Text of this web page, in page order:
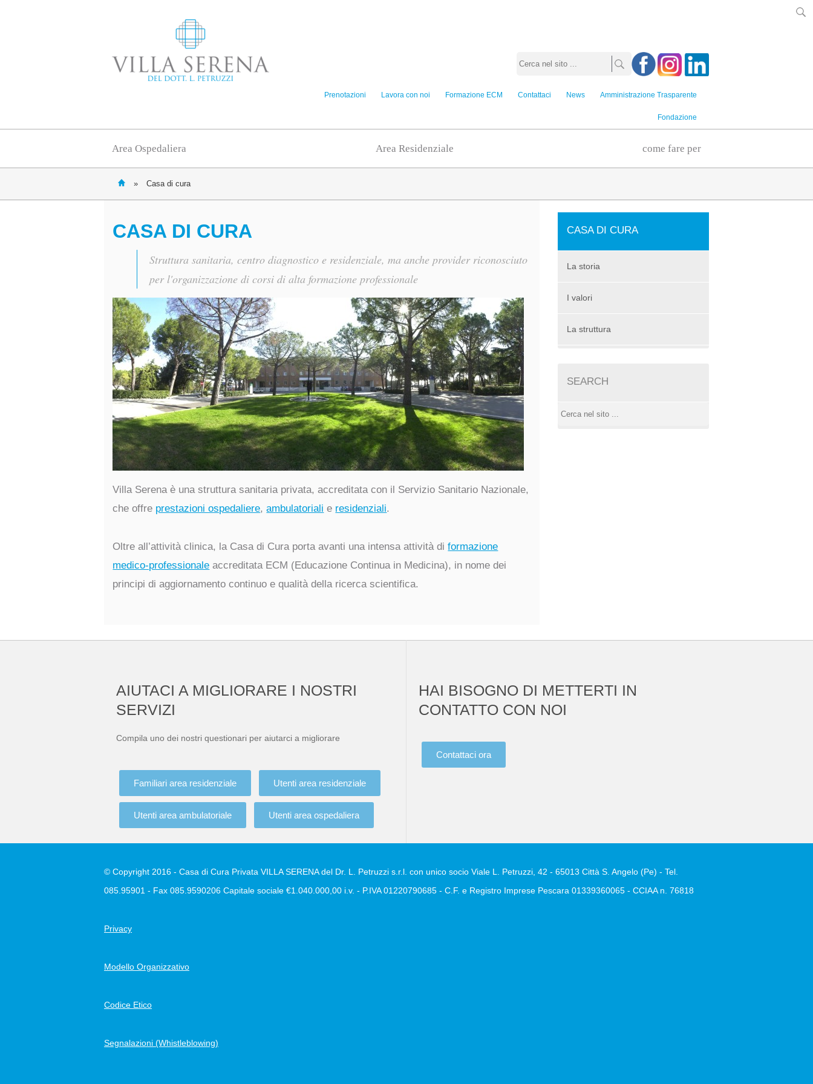
Prenotazioni Lavora con noi Formazione ECM Contattaci News Amministrazione Trasparente
Fondazione
Area Ospedaliera Area Residenziale come fare per
» Casa di cura
CASA DI CURA
Struttura sanitaria, centro diagnostico e residenziale, ma anche provider riconosciuto
per l'organizzazione di corsi di alta formazione professionale
Villa Serena è una struttura sanitaria privata, accreditata con il Servizio Sanitario Nazionale,
che offre prestazioni ospedaliere,ambulatoriali e residenziali.
Oltre all’attività clinica, la Casa di Cura porta avanti una intensa attività diformazione
medico-professionale accreditata ECM (Educazione Continua in Medicina), in nome dei
principi di aggiornamento continuo e qualità della ricerca scientifica.
CASA DI CURA
La storia
I valori
La struttura
SEARCH
AIUTACI A MIGLIORARE I NOSTRI
SERVIZI
Compila uno dei nostri questionari per aiutarci a migliorare
Familiari area residenziale Utenti area residenziale
Utenti area ambulatoriale Utenti area ospedaliera
HAI BISOGNO DI METTERTI IN
CONTATTO CON NOI
Contattaci ora
© Copyright 2016 - Casa di Cura Privata VILLA SERENA del Dr. L. Petruzzi s.r.l. con unico socio Viale L. Petruzzi, 42 - 65013 Città S. Angelo (Pe) - Tel.
085.95901 - Fax 085.9590206 Capitale sociale €1.040.000,00 i.v. - P.IVA 01220790685 - C.F. e Registro Imprese Pescara 01339360065 - CCIAA n. 76818
Privacy
Modello Organizzativo
Codice Etico
Segnalazioni (Whistleblowing)